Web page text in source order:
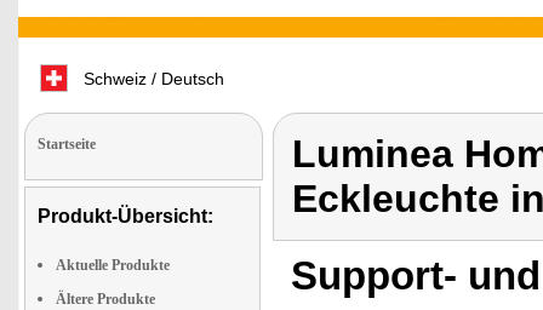
Schweiz / Deutsch
Startseite
Produkt-Übersicht:
Aktuelle Produkte
Ältere Produkte
Luminea
Eckleuchte
Support-